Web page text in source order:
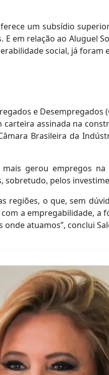
um subsídio
em relação ao Aluguel
social, já
e
assinada na
Brasileira da
gerou empregos na
sobretudo, pelos
regiões, o que, sem
a empregabilidade, a
atuamos”, conclui